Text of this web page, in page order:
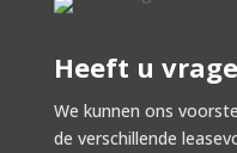
Heeft u
We kunnen ons
de verschillende